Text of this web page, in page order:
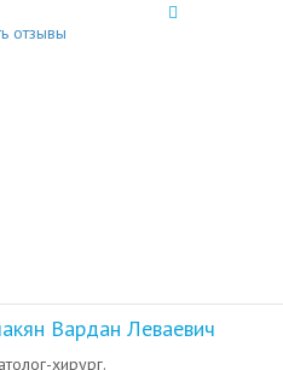
отзывы
Вардан Леваевич
хирург.